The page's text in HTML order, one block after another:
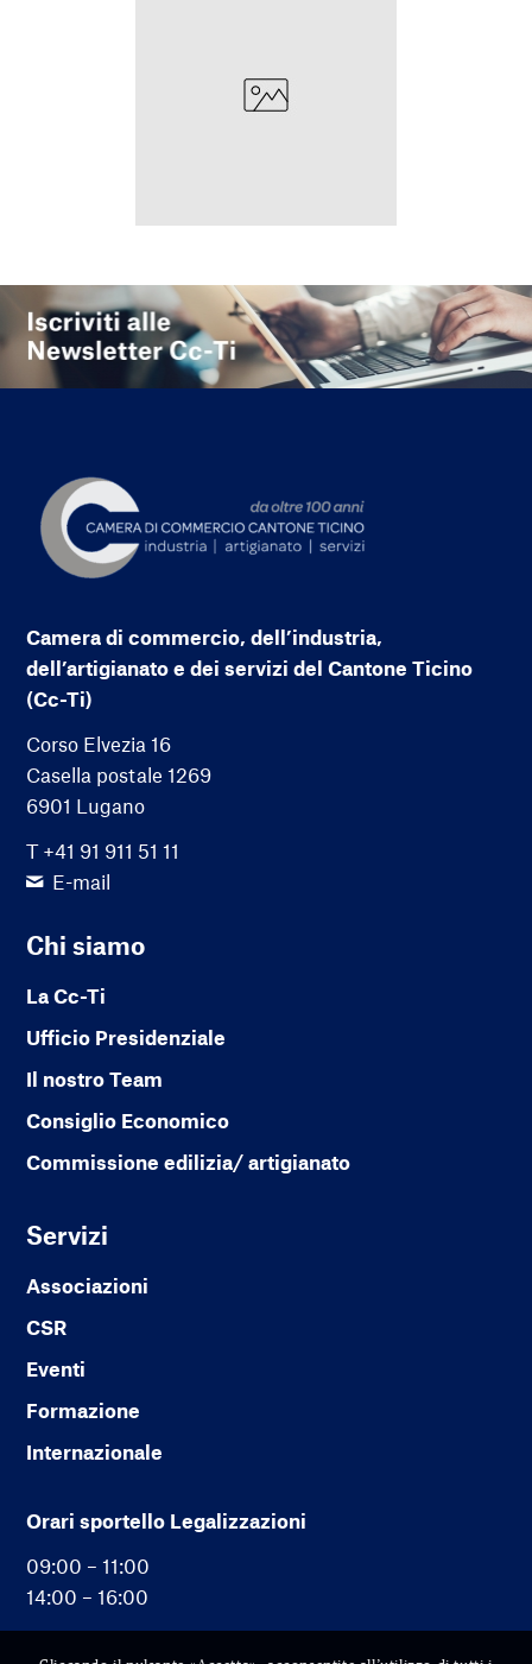
Camera di commercio, dell’industria,
dell’artigianato e dei servizi del Cantone Ticino
(Cc-Ti)
Corso Elvezia 16
Casella postale 1269
6901 Lugano
T +41 91 911 51 11
E-mail
Chi siamo
La Cc-Ti
Ufficio Presidenziale
Il nostro Team
Consiglio Economico
Commissione edilizia/ artigianato
Servizi
Associazioni
CSR
Eventi
Formazione
Internazionale
Orari sportello Legalizzazioni
09:00 – 11:00
14:00 – 16:00